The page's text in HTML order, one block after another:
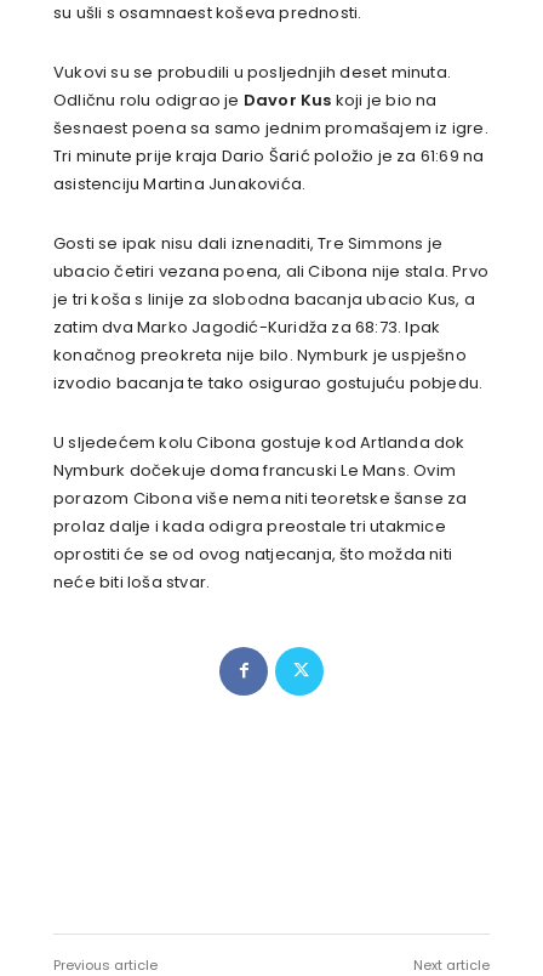
su ušli s osamnaest koševa prednosti.
Vukovi su se probudili u posljednjih deset minuta.
Odličnu rolu odigrao je Davor Kus koji je bio na
šesnaest poena sa samo jednim promašajem iz igre.
Tri minute prije kraja Dario Šarić položio je za 61:69 na
asistenciju Martina Junakovića.
Gosti se ipak nisu dali iznenaditi, Tre Simmons je
ubacio četiri vezana poena, ali Cibona nije stala. Prvo
je tri koša s linije za slobodna bacanja ubacio Kus, a
zatim dva Marko Jagodić-Kuridža za 68:73. Ipak
konačnog preokreta nije bilo. Nymburk je uspješno
izvodio bacanja te tako osigurao gostujuću pobjedu.
U sljedećem kolu Cibona gostuje kod Artlanda dok
Nymburk dočekuje doma francuski Le Mans. Ovim
porazom Cibona više nema niti teoretske šanse za
prolaz dalje i kada odigra preostale tri utakmice
oprostiti će se od ovog natjecanja, što možda niti
neće biti loša stvar.
Previous article Next article